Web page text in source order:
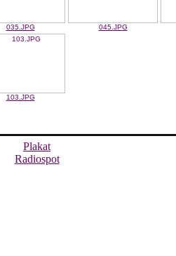
035.JPG 045.JPG
103.JPG
Plakat
Radiospot